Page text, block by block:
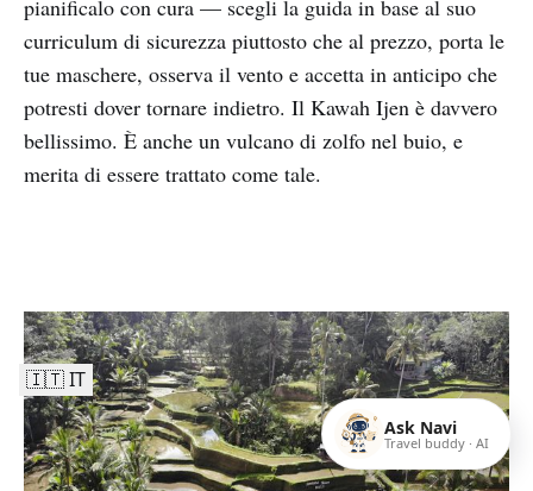
pianificalo con cura — scegli la guida in base al suo
curriculum di sicurezza piuttosto che al prezzo, porta le
tue maschere, osserva il vento e accetta in anticipo che
potresti dover tornare indietro. Il Kawah Ijen è davvero
bellissimo. È anche un vulcano di zolfo nel buio, e
merita di essere trattato come tale.
Ask Navi
Travel buddy · AI
🇮🇹 IT